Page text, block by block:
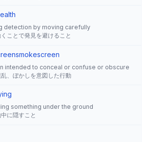
detection by moving carefully
ことで発見を避けること
smokescreen
intended to conceal or confuse or obscure
、ぼかしを意図した行動
something under the ground
に隠すこと